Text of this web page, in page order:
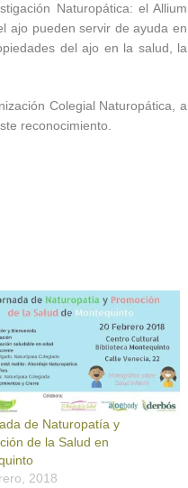
Naturopática: el Allium
ajo pueden servir de ayuda en
del ajo en la salud, la
Colegial Naturopática, a
reconocimiento.
de Naturopatía y
de la Salud en
2018